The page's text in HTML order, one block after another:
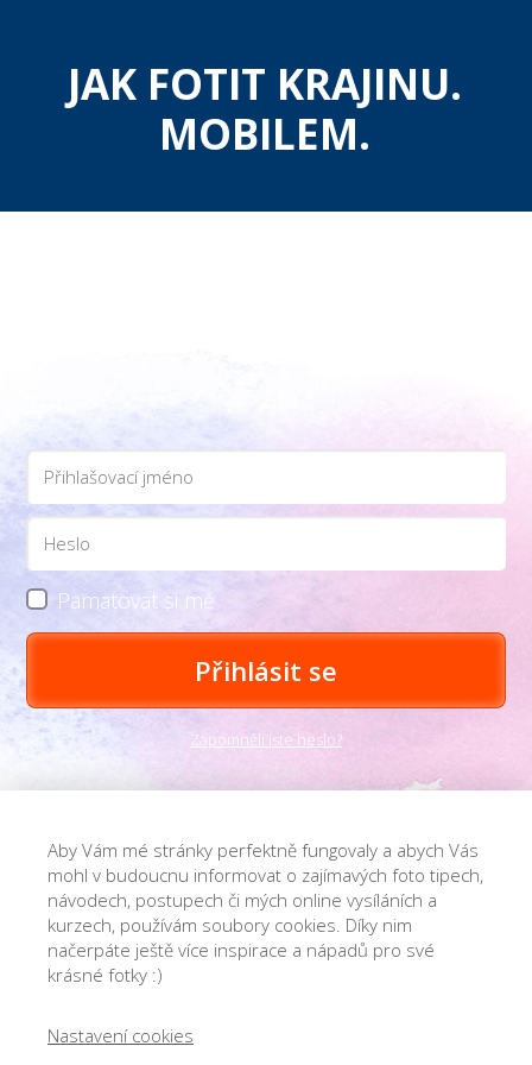
JAK FOTIT KRAJINU.
MOBILEM.
Pamatovat si mě
Přihlásit se
Zapomněli jste heslo?
Aby Vám mé stránky perfektně fungovaly a abych Vás
mohl v budoucnu informovat o zajímavých foto tipech,
návodech, postupech či mých online vysíláních a
kurzech, používám soubory cookies. Díky nim
načerpáte ještě více inspirace a nápadů pro své
krásné fotky :)
Nastavení cookies